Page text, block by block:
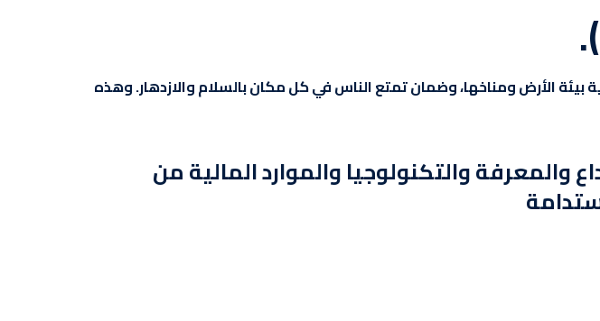
الأرض ومناخها، وضمان تمتع الناس في كل مكان بالسلام والازدهار. وهذه
والمعرفة والتكنولوجيا والموارد المالية من